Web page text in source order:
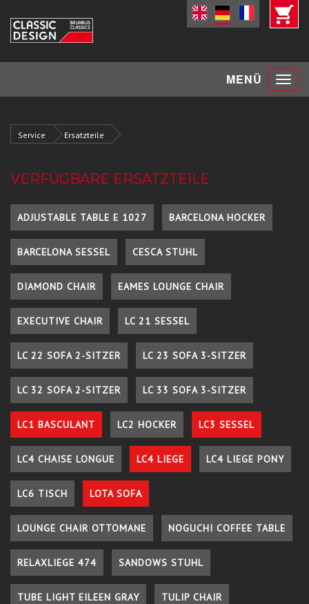
MENÜ Toggle
Service Ersatzteile
VERFÜGBARE ERSATZTEILE
ADJUSTABLE TABLE E 1027 BARCELONA HOCKER
BARCELONA SESSEL CESCA STUHL
DIAMOND CHAIR EAMES LOUNGE CHAIR
EXECUTIVE CHAIR LC 21 SESSEL
LC 22 SOFA 2-SITZER LC 23 SOFA 3-SITZER
LC 32 SOFA 2-SITZER LC 33 SOFA 3-SITZER
LC1 BASCULANT LC2 HOCKER LC3 SESSEL
LC4 CHAISE LONGUE LC4 LIEGE LC4 LIEGE PONY
LC6 TISCH LOTA SOFA
LOUNGE CHAIR OTTOMANE NOGUCHI COFFEE TABLE
RELAXLIEGE 474 SANDOWS STUHL
TUBE LIGHT EILEEN GRAY TULIP CHAIR